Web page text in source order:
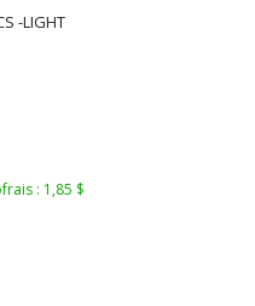
-LIGHT
: 1,85 $